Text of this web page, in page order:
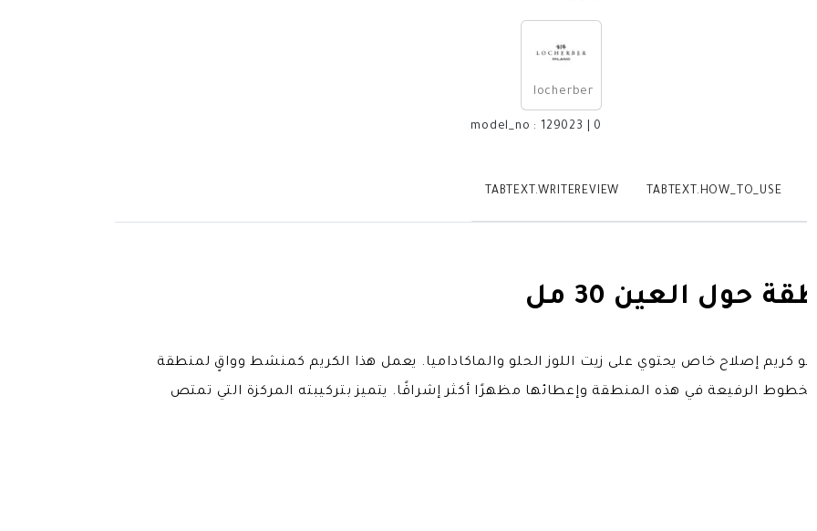
locherber
model_no : 129023 0
TABTEXT.HOW_TO_USE
TABTEXT.WRITEREVIEW
حول العين 30 مل
كريم إصلاح خاص يحتوي على زيت اللوز الحلو والماكاداميا. يعمل هذا الكريم كمنشط وواقٍ لمنطقة
الرفيعة في هذه المنطقة وإعطائها مظهرًا أكثر إشراقًا. يتميز بتركيبته المركزة التي تمتص